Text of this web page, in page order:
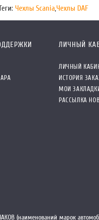
Чехлы Scania,Чехлы DAF
ЛИЧНЫЙ
ЛИЧНЫЙ
ИСТОРИЯ
МОИ
РАССЫЛКА
(наименований марок